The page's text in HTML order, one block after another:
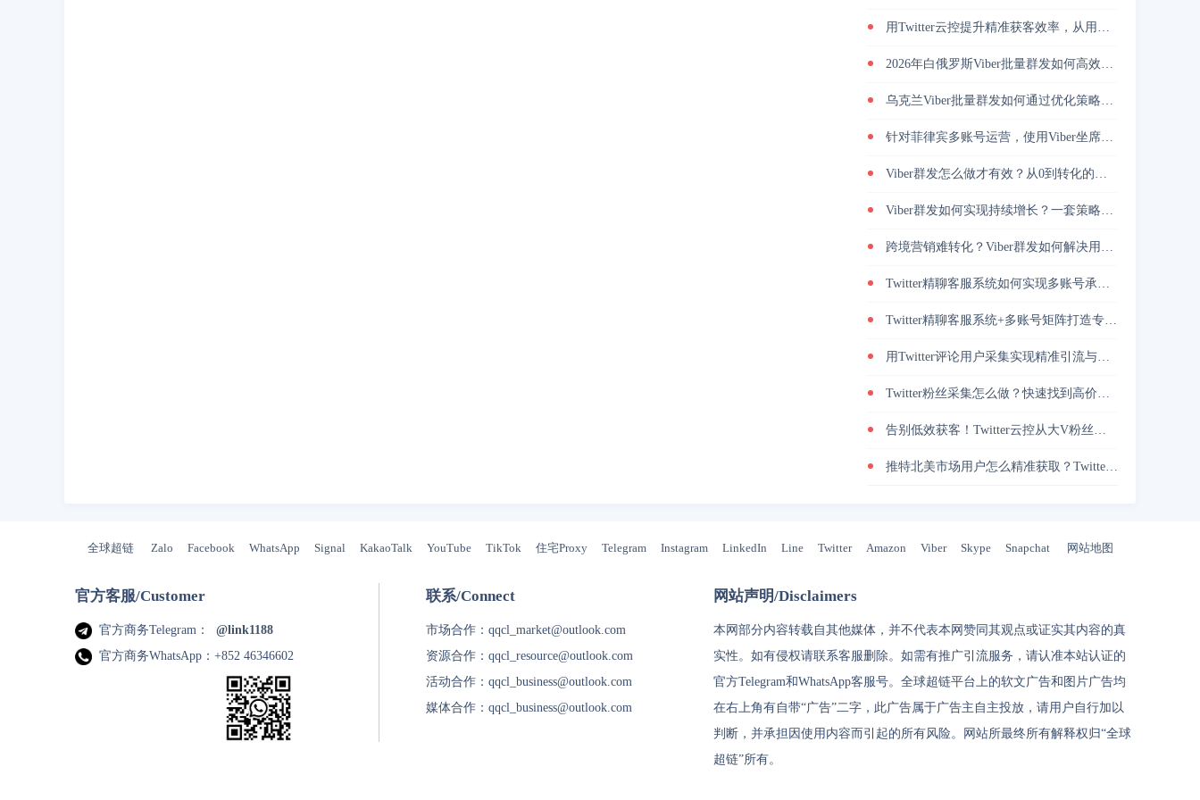
用Twitter云控提升精准获客效率，从用户筛选到私信转化完整解析
2026年白俄罗斯Viber批量群发如何高效引流？
乌克兰Viber批量群发如何通过优化策略提升回复率与转化效果
针对菲律宾多账号运营，使用Viber坐席客服系统降低人力管理成本
Viber群发怎么做才有效？从0到转化的实战路径
Viber群发如何实现持续增长？一套策略放大转化能力
跨境营销难转化？Viber群发如何解决用户触达问题？
Twitter精聊客服系统如何实现多账号承接与转化提升
Twitter精聊客服系统+多账号矩阵打造专业增长策略
用Twitter评论用户采集实现精准引流与高转化的方法
Twitter粉丝采集怎么做？快速找到高价值用户
告别低效获客！Twitter云控从大V粉丝采集到私信自动转化的实操闭环
推特北美市场用户怎么精准获取？Twitter地区筛选实战技巧分享
全球超链 Zalo Facebook WhatsApp Signal KakaoTalk YouTube TikTok 住宅Proxy Telegram Instagram LinkedIn Line Twitter Amazon Viber Skype Snapchat 网站地图
官方客服/Customer
官方商务Telegram：
@link1188
官方商务WhatsApp：+852 46346602
联系/Connect
市场合作： qqcl_market@outlook.com
资源合作： qqcl_resource@outlook.com
活动合作： qqcl_business@outlook.com
媒体合作： qqcl_business@outlook.com
网站声明/Disclaimers
本网部分内容转载自其他媒体，并不代表本网赞同其观点或证实其内容的真
实性。如有侵权请联系客服删除。如需有推广引流服务，请认准本站认证的
官方Telegram和WhatsApp客服号。 全球超链平台上的软文广告和图片广告均
在右上角有自带“广告”二字，此广告属于广告主自主投放，请用户自行加以
判断，并承担因使用内容而引起的所有风险。网站所最终所有解释权归“全球
超链”所有。